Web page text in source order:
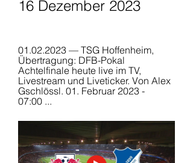
16 Dezember 2023
01.02.2023 — TSG Hoffenheim,
Übertragung: DFB-Pokal
Achtelfinale heute live im TV,
Livestream und Liveticker. Von Alex
Gschlössl. 01. Februar 2023 -
07:00 ...